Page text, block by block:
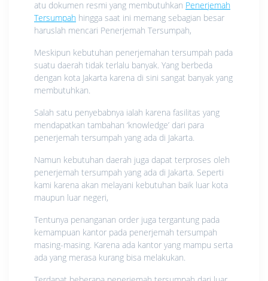
atu dokumen resmi yang membutuhkan Penerjemah
Tersumpah hingga saat ini memang sebagian besar
haruslah mencari Penerjemah Tersumpah,
Meskipun kebutuhan penerjemahan tersumpah pada
suatu daerah tidak terlalu banyak. Yang berbeda
dengan kota Jakarta karena di sini sangat banyak yang
membutuhkan.
Salah satu penyebabnya ialah karena fasilitas yang
mendapatkan tambahan ‘knowledge’ dari para
penerjemah tersumpah yang ada di Jakarta.
Namun kebutuhan daerah juga dapat terproses oleh
penerjemah tersumpah yang ada di Jakarta. Seperti
kami karena akan melayani kebutuhan baik luar kota
maupun luar negeri,
Tentunya penanganan order juga tergantung pada
kemampuan kantor pada penerjemah tersumpah
masing-masing. Karena ada kantor yang mampu serta
ada yang merasa kurang bisa melakukan.